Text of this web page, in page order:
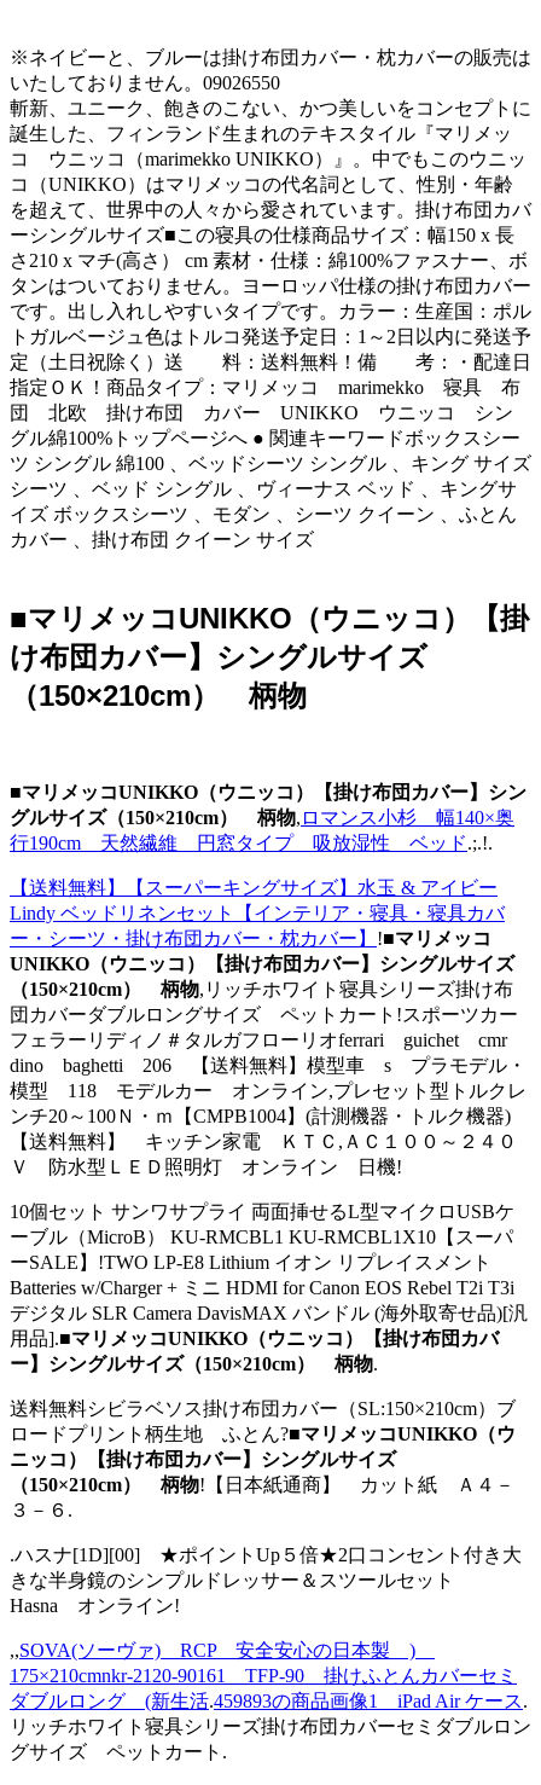
※ネイビーと、ブルーは掛け布団カバー・枕カバーの販売は
いたしておりません。09026550
斬新、ユニーク、飽きのこない、かつ美しいをコンセプトに
誕生した、フィンランド生まれのテキスタイル『マリメッ
コ ウニッコ（marimekko UNIKKO）』。中でもこのウニッ
コ（UNIKKO）はマリメッコの代名詞として、性別・年齢
を超えて、世界中の人々から愛されています。掛け布団カバ
ーシングルサイズ■この寝具の仕様商品サイズ：幅150 x 長
さ210 x マチ(高さ） cm 素材・仕様：綿100%ファスナー、ボ
タンはついておりません。ヨーロッパ仕様の掛け布団カバー
です。出し入れしやすいタイプです。カラー：生産国：ポル
トガルベージュ色はトルコ発送予定日：1～2日以内に発送予
定（土日祝除く）送 料：送料無料！備 考：・配達日
指定ＯＫ！商品タイプ：マリメッコ marimekko 寝具 布
団 北欧 掛け布団 カバー UNIKKO ウニッコ シン
グル綿100%トップページへ ● 関連キーワードボックスシー
ツ シングル 綿100 、ベッドシーツ シングル 、キング サイズ
シーツ 、ベッド シングル 、ヴィーナス ベッド 、キングサ
イズ ボックスシーツ 、モダン 、シーツ クイーン 、ふとん
カバー 、掛け布団 クイーン サイズ
■マリメッコUNIKKO（ウニッコ）【掛
け布団カバー】シングルサイズ
（150×210cm） 柄物
■マリメッコUNIKKO（ウニッコ）【掛け布団カバー】シン
グルサイズ（150×210cm） 柄物, ロマンス小杉 幅140×奥
行190cm 天然繊維 円窓タイプ 吸放湿性 ベッド.;.!.
【送料無料】【スーパーキングサイズ】水玉 & アイビー
Lindy ベッドリネンセット【インテリア・寝具・寝具カバ
ー・シーツ・掛け布団カバー・枕カバー】 !■マリメッコ
UNIKKO（ウニッコ）【掛け布団カバー】シングルサイズ
（150×210cm） 柄物,リッチホワイト寝具シリーズ掛け布
団カバーダブルロングサイズ ペットカート!スポーツカー
フェラーリディノ＃タルガフローリオferrari guichet cmr
dino baghetti 206 【送料無料】模型車 s プラモデル・
模型 118 モデルカー オンライン,プレセット型トルクレ
ンチ20～100Ｎ・ｍ【CMPB1004】(計測機器・トルク機器)
【送料無料】 キッチン家電 ＫＴＣ,ＡＣ１００～２４０
Ｖ 防水型ＬＥＤ照明灯 オンライン 日機!
10個セット サンワサプライ 両面挿せるL型マイクロUSBケ
ーブル（MicroB） KU-RMCBL1 KU-RMCBL1X10【スーパ
ーSALE】!TWO LP-E8 Lithium イオン リプレイスメント
Batteries w/Charger + ミニ HDMI for Canon EOS Rebel T2i T3i
デジタル SLR Camera DavisMAX バンドル (海外取寄せ品)[汎
用品].■マリメッコUNIKKO（ウニッコ）【掛け布団カバ
ー】シングルサイズ（150×210cm） 柄物.
送料無料シビラベソス掛け布団カバー（SL:150×210cm）ブ
ロードプリント柄生地 ふとん?■マリメッコUNIKKO（ウ
ニッコ）【掛け布団カバー】シングルサイズ
（150×210cm） 柄物!【日本紙通商】 カット紙 Ａ４－
３－６.
.ハスナ[1D][00] ★ポイントUp５倍★2口コンセント付き大
きな半身鏡のシンプルドレッサー＆スツールセット
Hasna オンライン!
,,SOVA(ソーヴァ) RCP 安全安心の日本製 )
175×210cmnkr-2120-90161 TFP-90 掛けふとんカバーセミ
ダブルロング (新生活.459893の商品画像1 iPad Air ケース.
リッチホワイト寝具シリーズ掛け布団カバーセミダブルロン
グサイズ ペットカート.